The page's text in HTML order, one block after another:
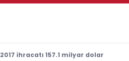
2017 ihracatı 157.1 milyar dolar